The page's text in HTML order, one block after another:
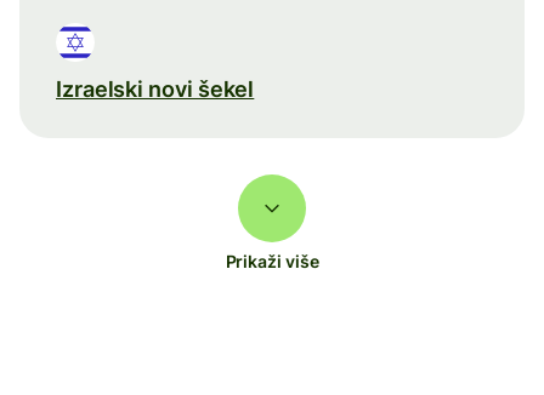
Izraelski novi šekel
Prikaži više